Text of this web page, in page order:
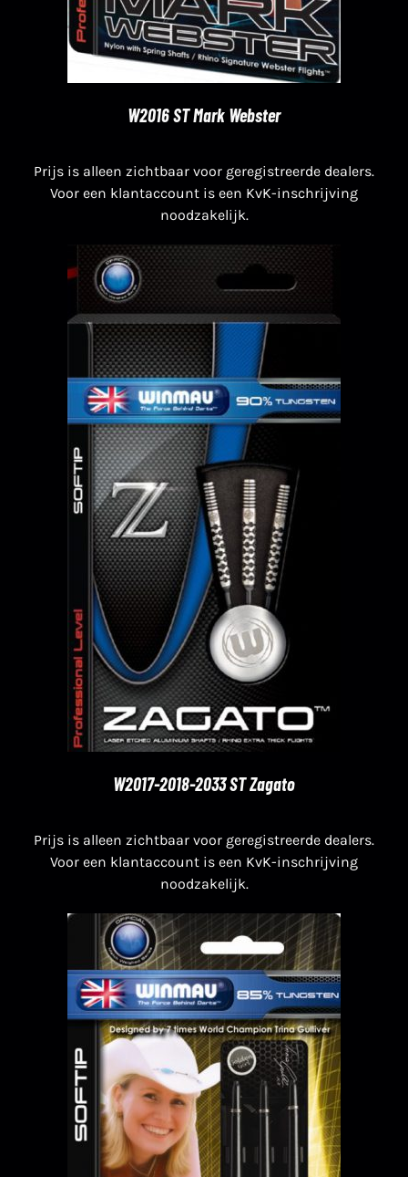
W2016 ST Mark Webster
Prijs is alleen zichtbaar voor geregistreerde dealers.
Voor een klantaccount is een KvK-inschrijving
noodzakelijk.
W2017-2018-2033 ST Zagato
Prijs is alleen zichtbaar voor geregistreerde dealers.
Voor een klantaccount is een KvK-inschrijving
noodzakelijk.